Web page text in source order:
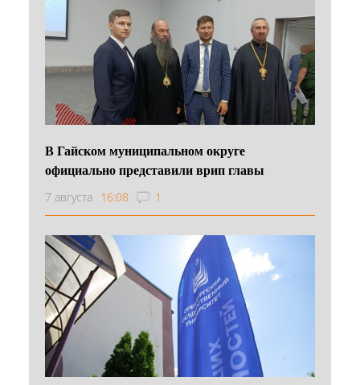
В Гайском муниципальном округе
официально представили врип главы
7 августа 16:08 1